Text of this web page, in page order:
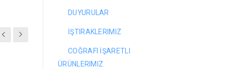
DUYURULAR
İŞTIRAKLERIMIZ
COĞRAFI İŞARETLI
ÜRÜNLERIMIZ